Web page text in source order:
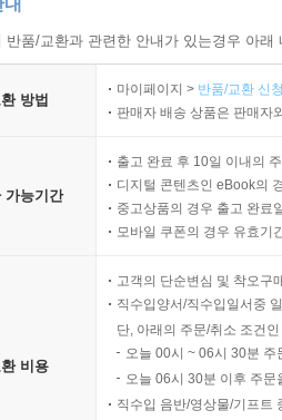
품/교환과 관련한 안내가 있는경우 아
방법
마이페이지 > 반품/교환 신
판매자 배송 상품은 판매자
가능기간
출고 완료 후 10일 이내의
디지털 콘텐츠인 eBook의
중고상품의 경우 출고 완료
모바일 쿠폰의 경우 유효기
비용
고객의 단순변심 및 착오구
직수입양서/직수입일서중
단, 아래의 주문/취소 조건
오늘 00시 ~ 06시 30분
오늘 06시 30분 이후 주
직수입 음반/영상물/기프트